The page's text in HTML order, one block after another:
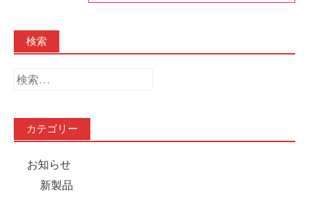
検索
検
カテゴリー
お知らせ
新製品